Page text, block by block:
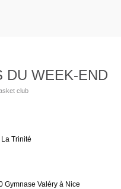
DU WEEK-END
club
Trinité
Gymnase Valéry à Nice